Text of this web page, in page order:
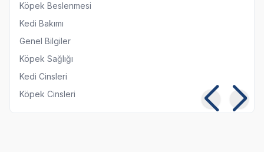
Köpek Beslenmesi
Kedi Bakımı
Genel Bilgiler
Köpek Sağlığı
Kedi Cinsleri
Köpek Cinsleri